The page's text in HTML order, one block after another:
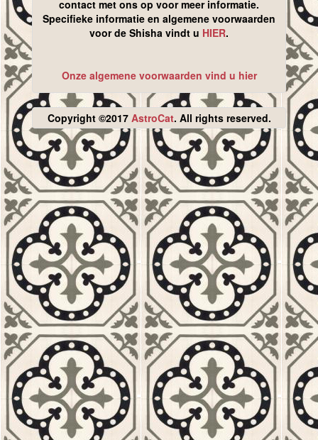
contact met ons op voor meer informatie.
Specifieke informatie en algemene voorwaarden
voor de Shisha vindt u HIER.
Onze algemene voorwaarden vind u hier
Copyright ©2017 AstroCat. All rights reserved.